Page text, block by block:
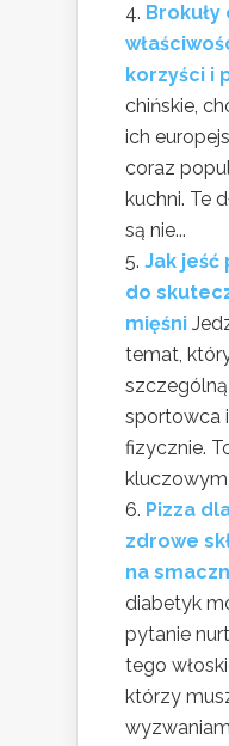
korzyści i
chińskie,
ich
coraz
kuchni. Te
są nie...
Jak jeść
do
mięśni
temat,
sportowca
fizycznie.
kluczowym
Pizza
zdrowe
na
diabetyk
pytanie
tego
którzy